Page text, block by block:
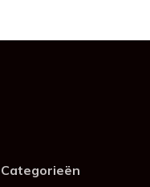
Categorieën